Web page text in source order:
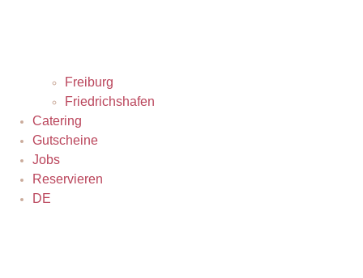
Freiburg
Friedrichshafen
Catering
Gutscheine
Jobs
Reservieren
DE